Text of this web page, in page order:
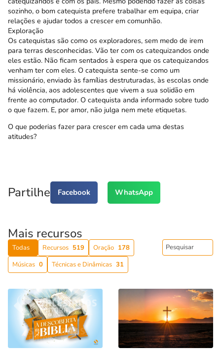
sozinho, o bom catequista prefere trabalhar em equipa, criar
relações e ajudar todos a crescer em comunhão.
Exploração
Os catequistas são como os exploradores, sem medo de irem
para terras desconhecidas. Vão ter com os catequizandos onde
eles estão. Não ficam sentados à espera que os catequizandos
venham ter com eles. O catequista sente-se como um
missionário, enviado às famílias destruturadas, às escolas onde
há violência, aos adolescentes que vivem a sua solidão em
frente ao computador. O catequista anda informado sobre tudo
o que fazem. E, por amor, não julga nem mete etiquetas.
O que poderias fazer para crescer em cada uma destas
atitudes?
Partilhe Facebook WhatsApp
Mais recursos
Todas Recursos 519 Oração 178
Músicas 0 Técnicas e Dinâmicas 31